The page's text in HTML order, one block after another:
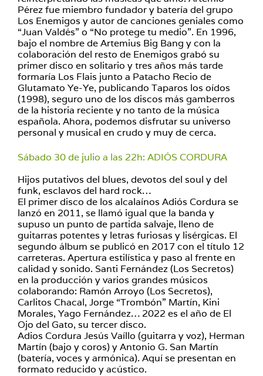
Pérez fue miembro fundador y batería del grupo
Los Enemigos y autor de canciones geniales como
“Juan Valdés” o “No protege tu medio”. En 1996,
bajo el nombre de Artemius Big Bang y con la
colaboración del resto de Enemigos grabó su
primer disco en solitario y tres años más tarde
formaría Los Flais junto a Patacho Recio de
Glutamato Ye-Ye, publicando Taparos los oídos
(1998), seguro uno de los discos más gamberros
de la historia reciente y no tanto de la música
española. Ahora, podemos disfrutar su universo
personal y musical en crudo y muy de cerca.
Sábado 30 de julio a las 22h: ADIÓS CORDURA
Hijos putativos del blues, devotos del soul y del
funk, esclavos del hard rock…
El primer disco de los alcalaínos Adiós Cordura se
lanzó en 2011, se llamó igual que la banda y
supuso un punto de partida salvaje, lleno de
guitarras potentes y letras furiosas y lisérgicas. El
segundo álbum se publicó en 2017 con el título 12
carreteras. Apertura estilística y paso al frente en
calidad y sonido. Santi Fernández (Los Secretos)
en la producción y varios grandes músicos
colaborando: Ramón Arroyo (Los Secretos),
Carlitos Chacal, Jorge “Trombón” Martín, Kini
Morales, Yago Fernández… 2022 es el año de El
Ojo del Gato, su tercer disco.
Adios Cordura Jesús Vaíllo (guitarra y voz), Herman
Martín (bajo y coros) y Antonio G. San Martín
(batería, voces y armónica). Aquí se presentan en
formato reducido y acústico.